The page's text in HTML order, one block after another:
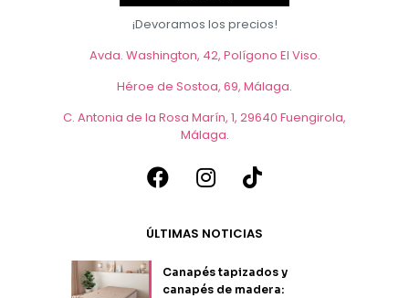
¡Devoramos los precios!
Avda. Washington, 42, Polígono El Viso.
Héroe de Sostoa, 69, Málaga.
C. Antonia de la Rosa Marín, 1, 29640 Fuengirola,
Málaga.
ÚLTIMAS NOTICIAS
Canapés tapizados y
canapés de madera: